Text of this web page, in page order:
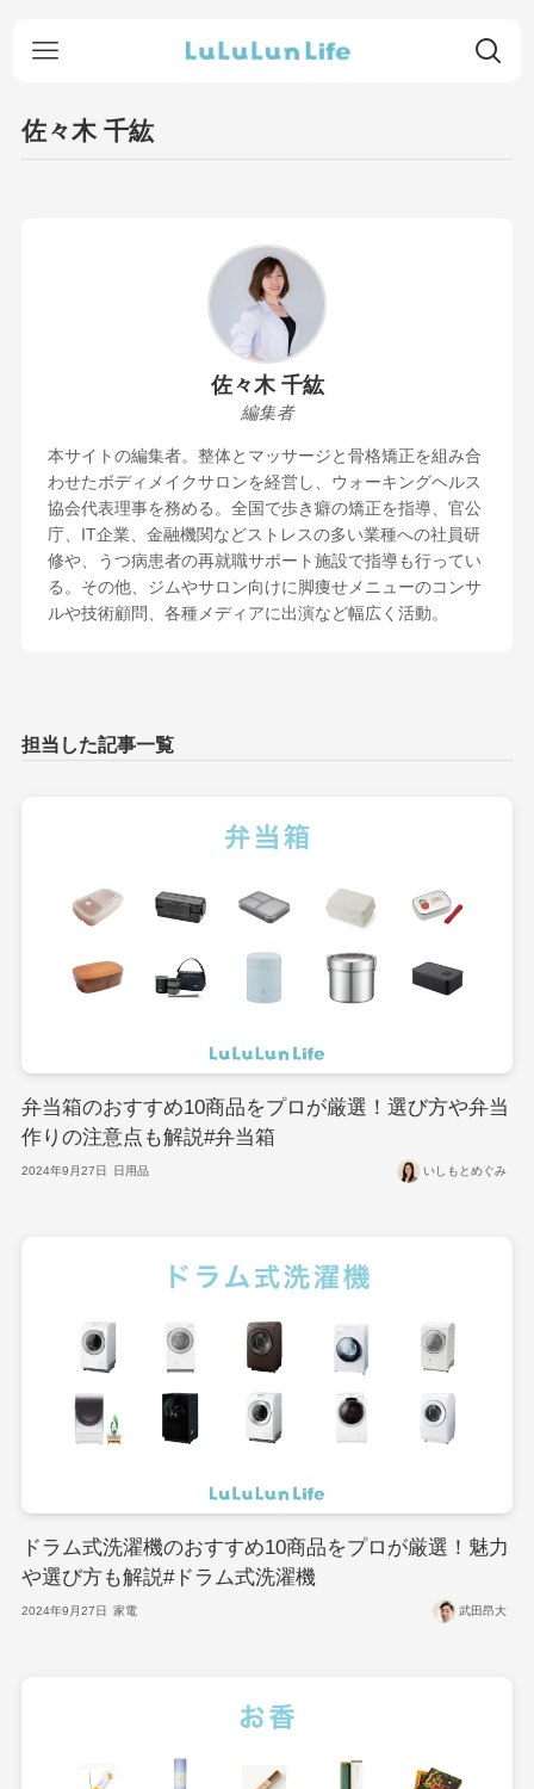
佐々木 千紘
佐々木 千紘
編集者
本サイトの編集者。整体とマッサージと骨格矯正を組み合
わせたボディメイクサロンを経営し、ウォーキングヘルス
協会代表理事を務める。全国で歩き癖の矯正を指導、官公
庁、IT企業、金融機関などストレスの多い業種への社員研
修や、うつ病患者の再就職サポート施設で指導も行ってい
る。その他、ジムやサロン向けに脚痩せメニューのコンサ
ルや技術顧問、各種メディアに出演など幅広く活動。
弁当箱のおすすめ10商品をプロが厳選！選び方や弁当
作りの注意点も解説#弁当箱
2024年9月27日 日用品 いしもとめぐみ
ドラム式洗濯機のおすすめ10商品をプロが厳選！魅力
や選び方も解説#ドラム式洗濯機
2024年9月27日 家電 武田昂大